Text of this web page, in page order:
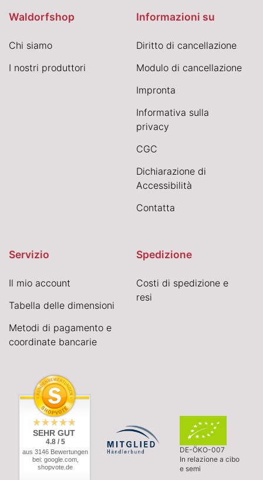
Waldorfshop
Chi siamo
I nostri produttori
Informazioni su
Diritto di cancellazione
Modulo di cancellazione
Impronta
Informativa sulla
privacy
CGC
Dichiarazione di
Accessibilità
Contatta
Servizio
Il mio account
Tabella delle dimensioni
Metodi di pagamento e
coordinate bancarie
Spedizione
Costi di spedizione e
resi
SEHR GUT
4.8 / 5
aus 3146 Bewertungen
bei: google.com,
shopvote.de
DE-ÖKO-007
In relazione a cibo
e semi